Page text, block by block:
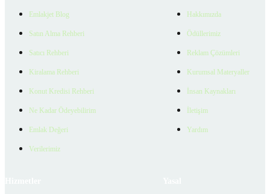
Emlakjet Blog
Satın Alma Rehberi
Satıcı Rehberi
Kiralama Rehberi
Konut Kredisi Rehberi
Ne Kadar Ödeyebilirim
Emlak Değeri
Verilerimiz
Hakkımızda
Ödüllerimiz
Reklam Çözümleri
Kurumsal Materyaller
İnsan Kaynakları
İletişim
Yardım